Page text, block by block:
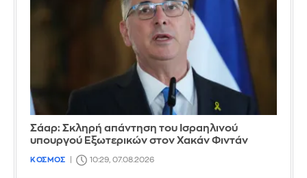
Σάαρ: Σκληρή απάντηση του Ισραηλινού
υπουργού Εξωτερικών στον Χακάν Φιντάν
ΚΟΣΜΟΣ 10:29, 07.08.2026